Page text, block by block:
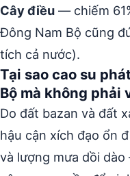
Cây điều — chiếm
Đông Nam Bộ cũng
tích cả nước).
Tại sao cao su
Bộ mà không phải
Do đất bazan và đất
hậu cận xích đạo ổn
và lượng mưa dồi